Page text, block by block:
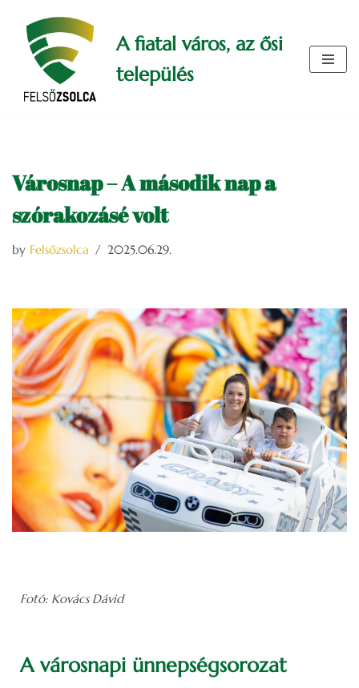
Skip
content
A fiatal város, az ősi
település
Városnap – A második nap a
szórakozásé volt
by Felsőzsolca 2025.06.29.
Fotó: Kovács Dávid
A városnapi ünnepségsorozat